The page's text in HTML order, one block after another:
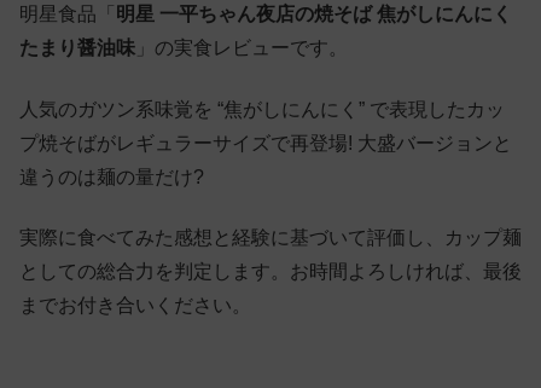
明星食品「 明星 一平ちゃん夜店の焼そば 焦がしにんにく
たまり醤油味 」の実食レビューです。
人気のガツン系味覚を “焦がしにんにく” で表現したカッ
プ焼そばがレギュラーサイズで再登場! 大盛バージョンと
違うのは麺の量だけ?
実際に食べてみた感想と経験に基づいて評価し、カップ麺
としての総合力を判定します。お時間よろしければ、最後
までお付き合いください。